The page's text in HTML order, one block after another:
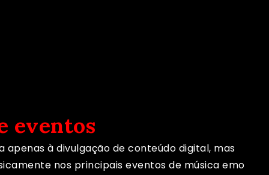
eventos
à divulgação de conteúdo digital, mas
nos principais eventos de música emo